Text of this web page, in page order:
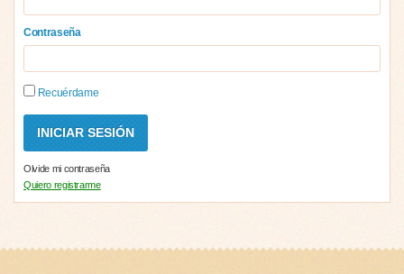
Contraseña
Recuérdame
Olvide mi contraseña
Quiero registrarme